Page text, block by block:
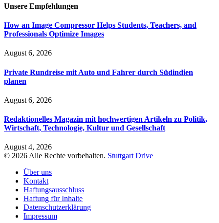
Unsere Empfehlungen
How an Image Compressor Helps Students, Teachers, and
Professionals Optimize Images
August 6, 2026
Private Rundreise mit Auto und Fahrer durch Südindien
planen
August 6, 2026
Redaktionelles Magazin mit hochwertigen Artikeln zu Politik,
Wirtschaft, Technologie, Kultur und Gesellschaft
August 4, 2026
© 2026 Alle Rechte vorbehalten. Stuttgart Drive
Über uns
Kontakt
Haftungsausschluss
Haftung für Inhalte
Datenschutzerklärung
Impressum